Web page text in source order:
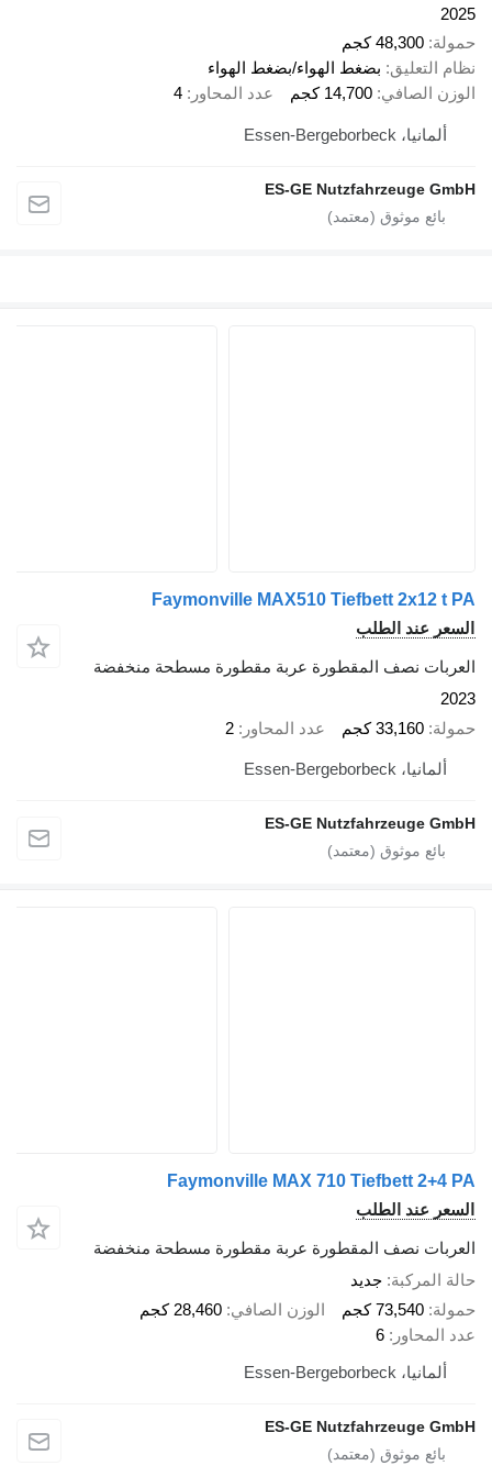
2025
حمولة 48,300 كجم
نظام التعليق بضغط الهواء/بضغط الهواء
الوزن الصافي 14,700 كجم عدد المحاور 4
ألمانيا، Essen-Bergeborbeck
ES-GE Nutzfahrzeuge GmbH
Faymonville MAX510 Tiefbett 2x12 t PA
السعر عند الطلب
العربات نصف المقطورة عربة مقطورة مسطحة منخفضة
2023
حمولة 33,160 كجم عدد المحاور 2
ألمانيا، Essen-Bergeborbeck
ES-GE Nutzfahrzeuge GmbH
Faymonville MAX 710 Tiefbett 2+4 PA
السعر عند الطلب
العربات نصف المقطورة عربة مقطورة مسطحة منخفضة
حالة المركبة جديد
حمولة 73,540 كجم الوزن الصافي 28,460 كجم
عدد المحاور
6
ألمانيا، Essen-Bergeborbeck
ES-GE Nutzfahrzeuge GmbH